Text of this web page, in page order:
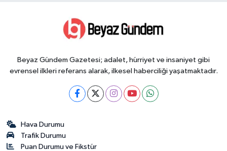
Beyaz Gündem Gazetesi; adalet, hürriyet ve insaniyet gibi
evrensel ilkleri referans alarak, ilkesel haberciliği yaşatmaktadır.
Hava Durumu
Trafik Durumu
Puan Durumu ve Fikstür